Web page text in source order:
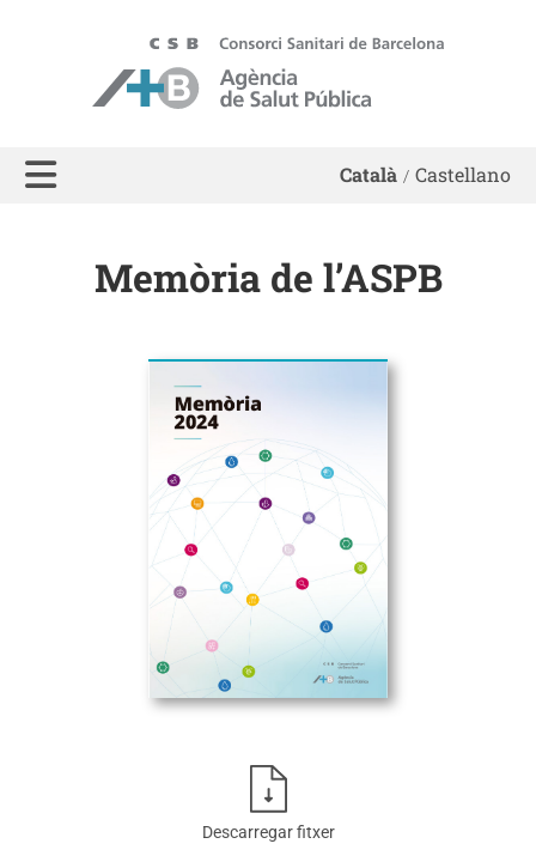
ASPB - Agència de Salut Pública de Barcelona
Català Castellano
Memòria de l’ASPB
Descarregar fitxer